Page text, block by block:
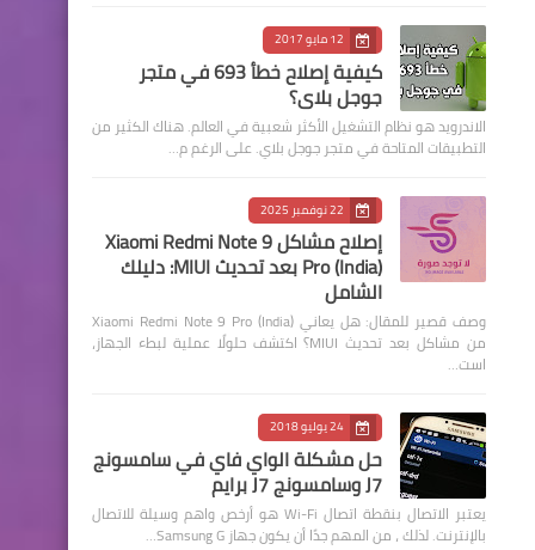
12 مايو 2017
كيفية إصلاح خطأ 693 في متجر
جوجل بلاي؟
الاندرويد هو نظام التشغيل الأكثر شعبية في العالم. هناك الكثير من
التطبيقات المتاحة في متجر جوجل بلاي. على الرغم م…
22 نوفمبر 2025
إصلاح مشاكل Xiaomi Redmi Note 9
Pro (India) بعد تحديث MIUI: دليلك
الشامل
وصف قصير للمقال: هل يعاني Xiaomi Redmi Note 9 Pro (India)
من مشاكل بعد تحديث MIUI؟ اكتشف حلولًا عملية لبطء الجهاز،
است…
24 يوليو 2018
حل مشكلة الواي فاي في سامسونج
J7 وسامسونج J7 برايم
يعتبر الاتصال بنقطة اتصال Wi-Fi هو أرخص واهم وسيلة للاتصال
بالإنترنت. لذلك ، من المهم جدًا أن يكون جهاز Samsung G…